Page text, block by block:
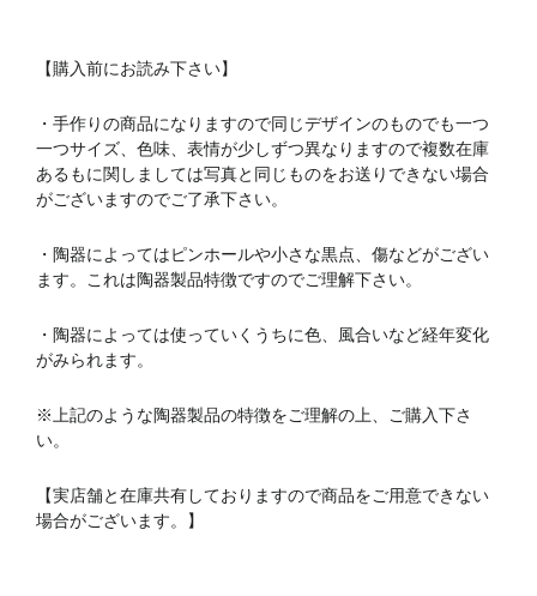
【購入前にお読み下さい】
・手作りの商品になりますので同じデザインのものでも一つ
一つサイズ、色味、表情が少しずつ異なりますので複数在庫
あるもに関しましては写真と同じものをお送りできない場合
がございますのでご了承下さい。
・陶器によってはピンホールや小さな黒点、傷などがござい
ます。これは陶器製品特徴ですのでご理解下さい。
・陶器によっては使っていくうちに色、風合いなど経年変化
がみられます。
※上記のような陶器製品の特徴をご理解の上、ご購入下さ
い。
【実店舗と在庫共有しておりますので商品をご用意できない
場合がございます。】